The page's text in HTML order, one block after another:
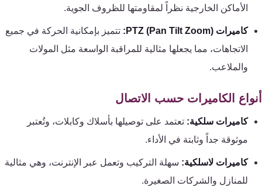
الأماكن الخارجية نظراً لمقاومتها للظروف الجوية.
كاميرات PTZ (Pan Tilt Zoom):
تتميز بإمكانية الحركة في جميع
الاتجاهات، مما يجعلها مثالية للمراقبة الواسعة مثل المولات
والملاعب.
الكاميرات حسب الاتصال
كاميرات سلكية:تعتمد على توصيلها بأسلاك وكابلات، وتُعتبر
موثوقة جداً وثابتة في الأداء.
كاميرات لاسلكية:سهلة التركيب وتعمل عبر الإنترنت، وهي مثالية
للمنازل والشركات الصغيرة.
شبكات
المحمول
انتركم
إنذار
السرقة
أنظمة